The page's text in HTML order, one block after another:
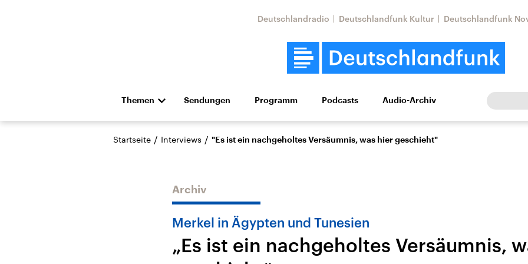
Deutschlandradio Deutschlandfunk Kultur Deutschlandfunk
Themen
Die Nachrichten Politik Wirtschaft Wissen Kultur Europa
Hörspiel und Feature Musik
Aktuelle Beiträge,
Nahostkonflikt
Iran
Faktenchecks
In unseren
Sendungen Programm Podcasts Audio-Archiv
Startseite / Interviews / "Es ist ein nachgeholtes Versäumnis, was hier geschieht"
Archiv
Merkel in Ägypten und Tunesien
„Es ist ein nachgeholtes Versäumnis,